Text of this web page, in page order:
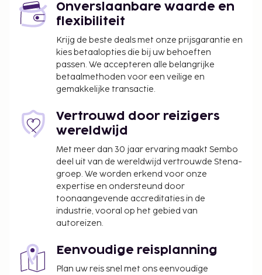
toepasselijke belastingen zijn:
Borgsom: USD 397 per accommodatie, per
verblijf
We hebben alle kosten vermeld die de
accommodatie aan ons heeft doorgegeven.
accommodatie per verblijf, plus USD
25 eenmalige schoonmaakkosten
Deze lijst is mogelijk niet volledig. Toeslagen en
borgsommen zijn mogelijk excl. btw en kunnen
Je dient vooraf te reserveren voor een spelletje
golf. Reserveringen kun je voor je aankomt
de gegevens in de boekingsbevestiging.
Onverslaanbare waarde en
flexibiliteit
Krijg de beste deals met onze prijsgarantie en
kies betaalopties die bij uw behoeften
passen. We accepteren alle belangrijke
betaalmethoden voor een veilige en
gemakkelijke transactie.
Vertrouwd door reizigers
wereldwijd
Met meer dan 30 jaar ervaring maakt Sembo
deel uit van de wereldwijd vertrouwde Stena-
groep. We worden erkend voor onze
expertise en ondersteund door
toonaangevende accreditaties in de
industrie, vooral op het gebied van
autoreizen.
Eenvoudige reisplanning
Plan uw reis snel met ons eenvoudige